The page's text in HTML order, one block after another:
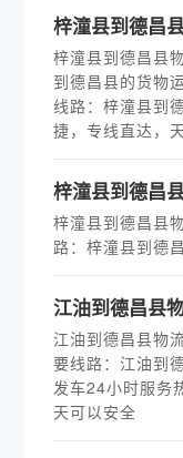
梓潼县到德昌
梓潼县到德昌县
到德昌县的货物
线路：梓潼县到
捷，专线直达，
梓潼县到德昌
梓潼县到德昌县
路：梓潼县到德
江油到德昌县
江油到德昌县物
要线路：江油到
发车24小时服务
天可以安全